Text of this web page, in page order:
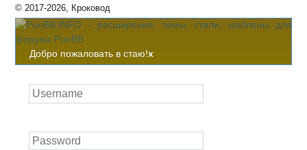
© 2017-2026, Кроковод
Добро пожаловать в стаю!x